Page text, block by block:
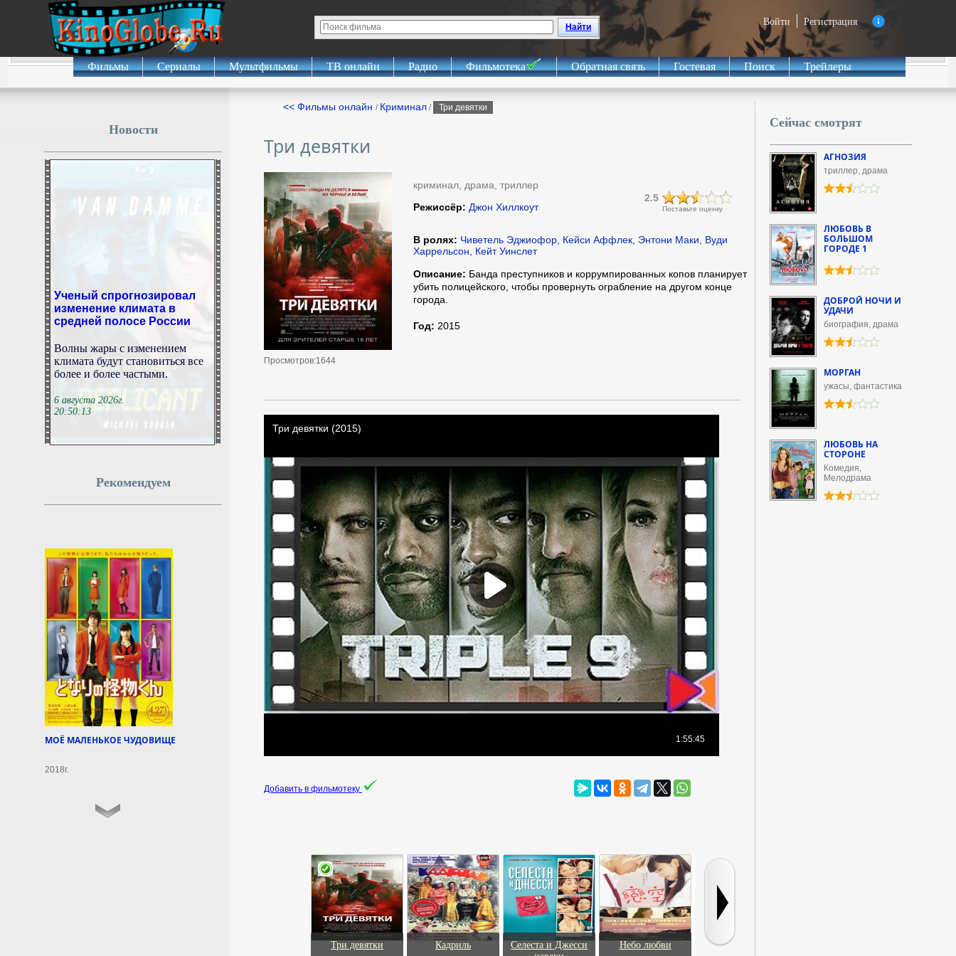
Войти Регистрация
Найти
Фильмы Сериалы Мультфильмы ТВ онлайн Радио Фильмотека Обратная связь Гостевая Поиск Трейлеры
<< Фильмы онлайн / Криминал / Три девятки
Три девятки
Просмотров:1644
криминал, драма, триллер
Поставьте оценку
2.5
Режиссёр: Джон Хиллкоут
В ролях: Чиветель Эджиофор, Кейси Аффлек, Энтони Маки, Вуди
Харрельсон, Кейт Уинслет
Описание: Банда преступников и коррумпированных копов планирует
убить полицейского, чтобы провернуть ограбление на другом конце
города.
Год: 2015
Добавить в фильмотеку
Три девятки Кадриль
Селеста и Джесси
Небо любви Борис Годунов
Новости
изменение климата в
средней полосе России
климата будут становиться все
более и более частыми.
20:50:13
Залужный и Фёдоров
Зеленский только восьмой
Бывший главнокомандующий
Великобритании Валерий
Залужный и экс-министр
обороны Михаил Фёдоров
стали лидерами рейтинга
доверия среди украинских
политиков и военных. Об этом
свидетельствуют результаты
опроса социологической
компании SOCIS,
проведённого с 28 июля по 2
августа.
6 августа 2026г.
20:50:12
призвала отказаться от
Кофе и алкоголь в самолете
ускоряют развитие
Рекомендуем
МОЁ МАЛЕНЬКОЕ ЧУДОВИЩЕ
2018г.
Сейчас смотрят
АГНОЗИЯ
триллер, драма
ЛЮБОВЬ В
БОЛЬШОМ
ГОРОДЕ 1
ДОБРОЙ НОЧИ И
УДАЧИ
биография, драма
МОРГАН
ужасы, фантастика
ЛЮБОВЬ НА
СТОРОНЕ
Комедия,
Мелодрама